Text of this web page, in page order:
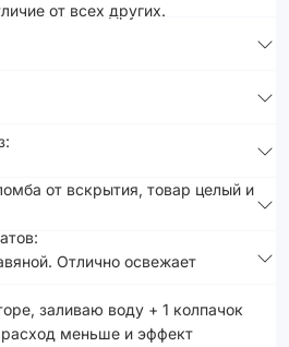
от всех других.
от вскрытия, товар целый и
Отлично освежает
заливаю воду + 1 колпачок
расход меньше и эффект